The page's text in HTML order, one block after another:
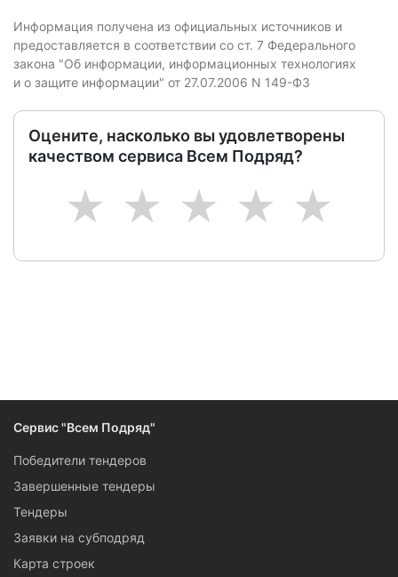
Информация получена из официальных источников и
предоставляется в соответствии со ст. 7 Федерального
закона "Об информации, информационных технологиях
и о защите информации" от 27.07.2006 N 149-ФЗ
Оцените, насколько вы удовлетворены
качеством сервиса Всем Подряд?
5
4
3
2
1
Сервис "Всем Подряд"
Победители тендеров
Завершенные тендеры
Тендеры
Заявки на субподряд
Карта строек